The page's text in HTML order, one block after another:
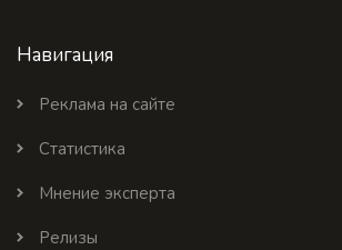
Навигация
Реклама на сайте
Статистика
Мнение эксперта
Релизы